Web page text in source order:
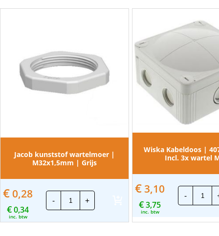
Jacob kunststof wartelmoer |
M32x1,5mm | Grijs
€ 0,28
€0,34
inc. btw
-
Jacob
kunststof
wartelmoer
M32x1,5mm
+
Wiska Kabeldoos |
Incl. 3x wartel
€3,10
€3,75
inc. btw
-
|
-